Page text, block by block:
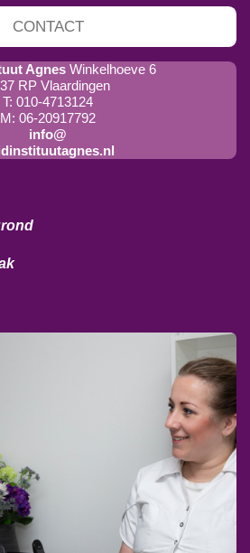
CONTACT
Agnes Winkelhoeve 6
RP Vlaardingen
T: 010-4713124
M: 06-20917792
info@